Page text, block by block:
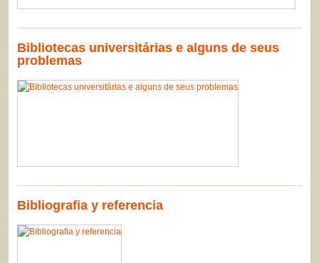
Bibliotecas universitárias e alguns de seus
problemas
Bibliografia y referencia